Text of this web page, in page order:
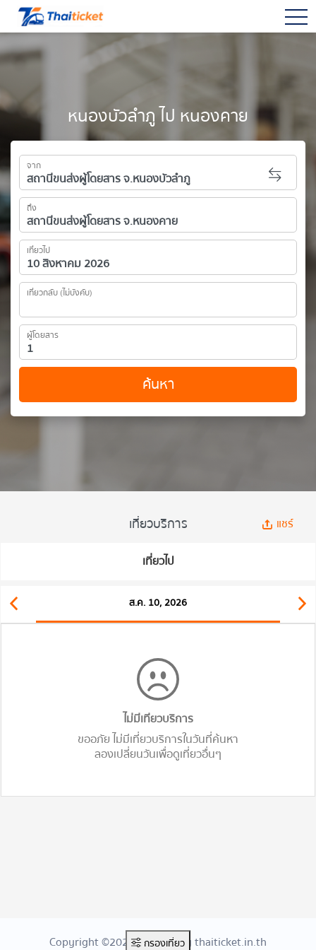
หนองบัวลำภู ไป หนองคาย
จาก
ถึง
เที่ยวไป
เที่ยวกลับ (ไม่บังคับ)
ผู้โดยสาร
ค้นหา
เที่ยวบริการ แชร์
เที่ยวไป
ส.ค. 10, 2026
ไม่มีเทียวบริการ
ขออภัย ไม่มีเที่ยวบริการในวันที่ค้นหา
ลองเปลี่ยนวันเพื่อดูเที่ยวอื่นๆ
กรองเที่ยว
Copyright ©2026 Created By thaiticket.in.th